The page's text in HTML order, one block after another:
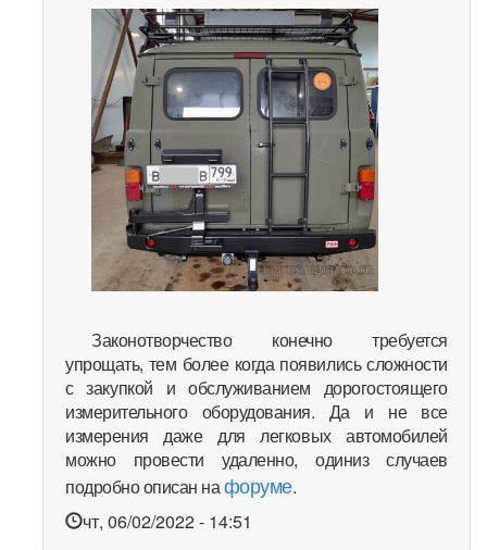
Законотворчество конечно требуется
упрощать, тем более когда появились сложности
с закупкой и обслуживанием дорогостоящего
измерительного оборудования. Да и не все
измерения даже для легковых автомобилей
можно провести удаленно, одиниз случаев
подробно описан нафоруме.
чт, 06/02/2022 - 14:51